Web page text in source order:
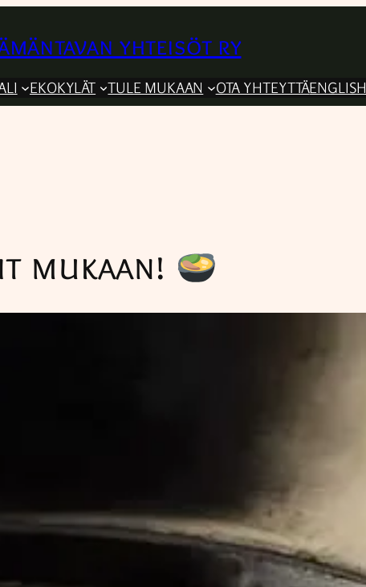
yhteisöt ry
EKOKYLÄT TULE MUKAAN OTA YHTEYTTÄENGLISH
mukaan!